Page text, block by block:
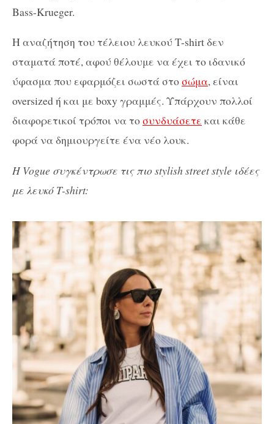
Bass-Krueger.
Η αναζήτηση του τέλειου λευκού T-shirt δεν
σταματά ποτέ, αφού θέλουμε να έχει το ιδανικό
ύφασμα που εφαρμόζει σωστά στοσώμα, είναι
oversized ή και με boxy γραμμές. Υπάρχουν πολλοί
διαφορετικοί τρόποι να τοσυνδυάσετε και κάθε
φορά να δημιουργείτε ένα νέο λουκ.
Η Vogue συγκέντρωσε τις πιο stylish street style ιδέες
με λευκό T-shirt: